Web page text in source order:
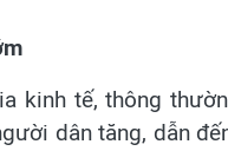
kinh tế, thông
dân tăng, dẫn